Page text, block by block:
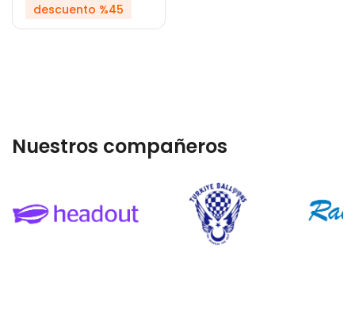
descuento %45
Nuestros compañeros